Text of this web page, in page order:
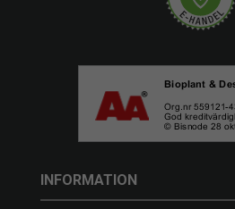
INFORMATION